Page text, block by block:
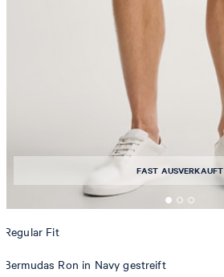
FAST AUSVERKAUFT
Regular Fit
Bermudas Ron in Navy gestreift